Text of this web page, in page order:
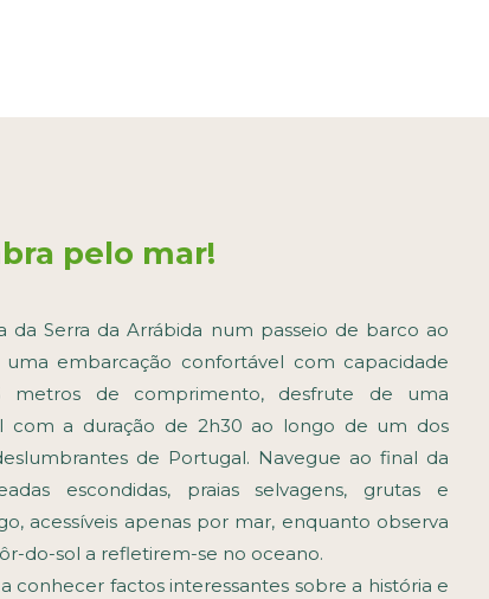
pelo mar!
da Serra da Arrábida num passeio de barco ao
embarcação confortável com capacidade
metros de comprimento, desfrute de uma
com a duração de 2h30 ao longo de um dos
de Portugal. Navegue ao final da
escondidas, praias selvagens, grutas e
acessíveis apenas por mar, enquanto observa
do-sol a refletirem-se no oceano.
conhecer factos interessantes sobre a história e